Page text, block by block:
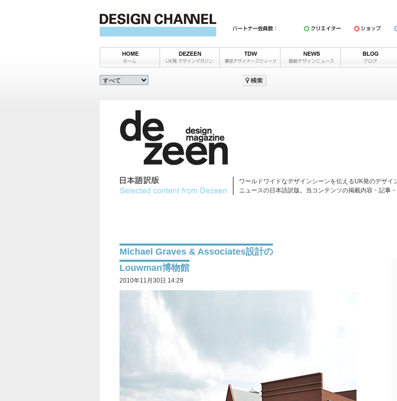
ワールドワイドなデザインシーンを伝えるUK発のデザイ
ニュースの日本語訳版。当コンテンツの掲載内容・記事・
Michael Graves & Associates設計の
Louwman博物館
2010年11月30日 14:29